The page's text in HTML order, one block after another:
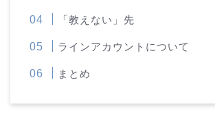
「教えない」先
ラインアカウントについて
まとめ